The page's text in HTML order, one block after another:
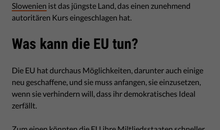
Slowenien ist das jüngste Land, das einen zunehmend
autoritären Kurs eingeschlagen hat.
Was kann die EU tun?
Die EU hat durchaus Möglichkeiten, darunter auch einige
neu geschaffene, und sie muss anfangen, sie einzusetzen,
wenn sie verhindern will, dass ihr demokratisches Ideal
zerfällt.